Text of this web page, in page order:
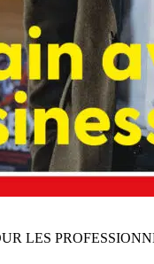
LES